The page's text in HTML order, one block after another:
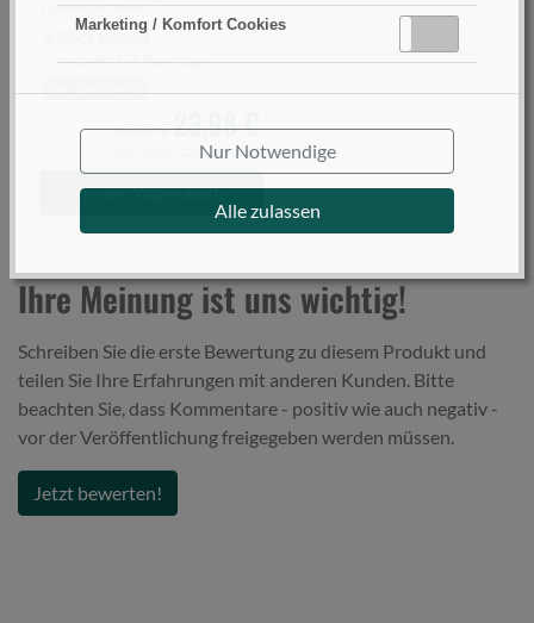
Marketing / Komfort Cookies
Nur Notwendige
Alle zulassen
Jahreszeit Winter
2 Stück lagernd
Lieferzeit: 1-3 Werktage
Sie sparen 44%
42,99 €23,98 €
zzgl. Versand
In den Warenkorb
Ihre Meinung ist uns wichtig!
Schreiben Sie die erste Bewertung zu diesem Produkt und
teilen Sie Ihre Erfahrungen mit anderen Kunden. Bitte
beachten Sie, dass Kommentare - positiv wie auch negativ -
vor der Veröffentlichung freigegeben werden müssen.
Jetzt bewerten!